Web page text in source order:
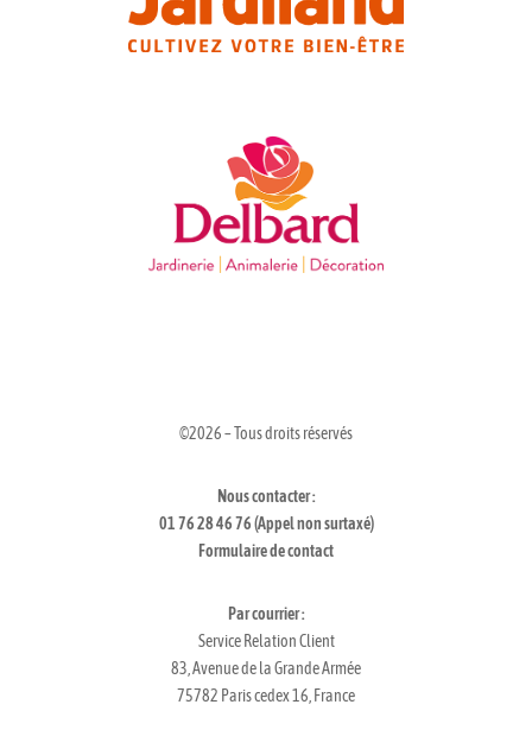
©2026 – Tous droits réservés
Nous contacter :
01 76 28 46 76 (Appel non surtaxé)
Formulaire de contact
Par courrier :
Service Relation Client
83, Avenue de la Grande Armée
75782 Paris cedex 16, France